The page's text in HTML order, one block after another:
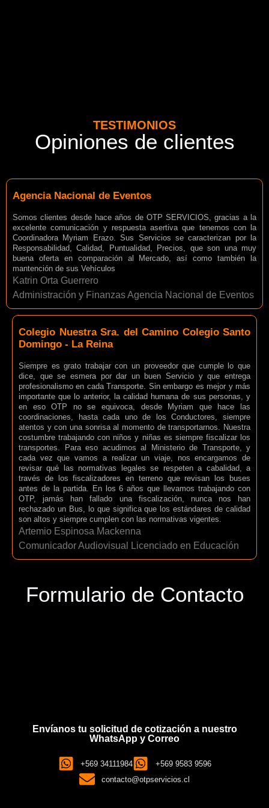
TESTIMONIOS
Opiniones de clientes
Agencia Nacional de Eventos
Somos clientes desde hace años de OTP SERVICIOS, gracias a la
excelente comunicación y respuesta asertiva que tenemos con la
Coordinadora Myriam Erazo. Sus Servicios se caracterizan por la
Responsabilidad, Calidad, Puntualidad, Precios, que son una muy
buena oferta en comparación al Mercado, así como también la
mantención de sus Vehículos
Katrin Orta Guerrero
Administración y Finanzas Agencia Nacional de Eventos
Colegio Nuestra Sra. del Camino Colegio Santo
Domingo - La Reina
Siempre es grato trabajar con un proveedor que cumple lo que
dice, que se esmera por dar un buen Servicio y que entrega
profesionalismo en cada Transporte. Sin embargo es mejor y más
importante que lo anterior, la calidad humana de sus personas, y
en eso OTP no se equivoca, desde Myriam que hace las
coordinaciones, hasta cada uno de los Conductores, siempre
atentos y con una sonrisa al momento de transportarnos. Nuestra
costumbre trabajando con niños y niñas es siempre fiscalizar los
transportes. Para eso acudimos al Ministerio de Transporte, y
cada vez que vamos a realizar un viaje, nos encargamos de
revisar qué las normativas legales se respeten a cabalidad, a
través de los fiscalizadores en terreno que revisan los buses
antes de la partida. En los 6 años que llevamos trabajando con
OTP, jamás han fallado una fiscalización, nunca nos han
rechazado un Bus, lo que significa que los estándares de calidad
son altos y siempre cumplen con las normativas vigentes.
Artemio Espinosa Mackenna
Comunicador Audiovisual Licenciado en Educación
Formulario de Contacto
Envíanos tu solicitud de cotización a nuestro
WhatsApp y Correo
+569 34111984
+569 9583 9596
contacto@otpservicios.cl